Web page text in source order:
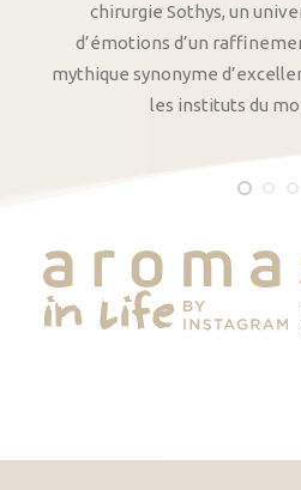
chirurgie Sothys, un
d’émotions d’un
mythique synonyme
les instituts du